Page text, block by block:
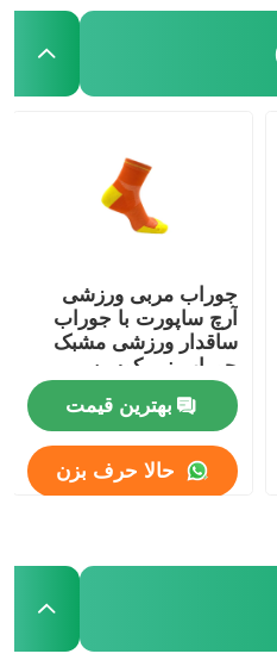
جوراب مربی ورزشی
آرچ ساپورت با جوراب
ساقدار ورزشی مشبک
جوراب نیم کوسن
بهترین قیمت
حالا حرف بزن